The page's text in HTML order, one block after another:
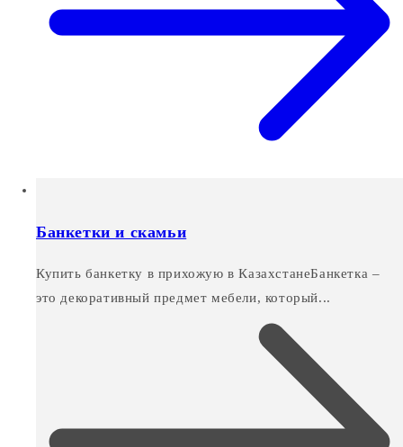
Банкетки и скамьи
Купить банкетку в прихожую в КазахстанеБанкетка –
это декоративный предмет мебели, который...